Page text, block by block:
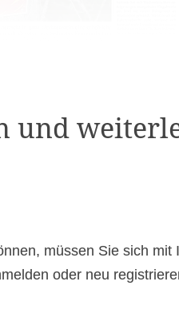
und
müssen Sie sich mit
oder neu